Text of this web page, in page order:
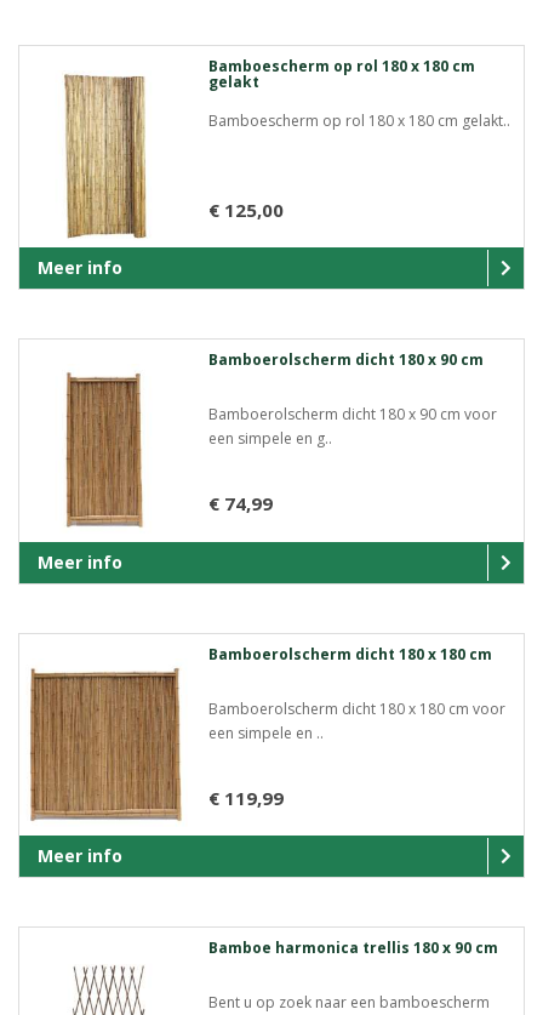
Bamboescherm op rol 180 x 180 cm
gelakt
Bamboescherm op rol 180 x 180 cm gelakt..
€ 125,00
Meer info
Bamboerolscherm dicht 180 x 90 cm
Bamboerolscherm dicht 180 x 90 cm voor
een simpele en g..
€ 74,99
Meer info
Bamboerolscherm dicht 180 x 180 cm
Bamboerolscherm dicht 180 x 180 cm voor
een simpele en ..
€ 119,99
Meer info
Bamboe harmonica trellis 180 x 90 cm
Bent u op zoek naar een bamboescherm